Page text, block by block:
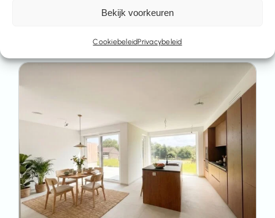
Bekijk voorkeuren
CookiebeleidPrivacybeleid
Meer huizen te koop